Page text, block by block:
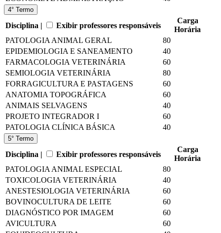
4° Termo
Disciplina | Exibir professores responsáveis
Carga
Horária
PATOLOGIA ANIMAL GERAL
80
EPIDEMIOLOGIA E SANEAMENTO
40
FARMACOLOGIA VETERINÁRIA
60
SEMIOLOGIA VETERINÁRIA
80
FORRAGICULTURA E PASTAGENS
60
ANATOMIA TOPOGRÁFICA
60
ANIMAIS SELVAGENS
40
PROJETO INTEGRADOR I
60
PATOLOGIA CLÍNICA BÁSICA
40
5° Termo
Disciplina | Exibir professores responsáveis
Carga
Horária
PATOLOGIA ANIMAL ESPECIAL
80
TOXICOLOGIA VETERINÁRIA
40
ANESTESIOLOGIA VETERINÁRIA
60
BOVINOCULTURA DE LEITE
60
DIAGNÓSTICO POR IMAGEM
60
AVICULTURA
60